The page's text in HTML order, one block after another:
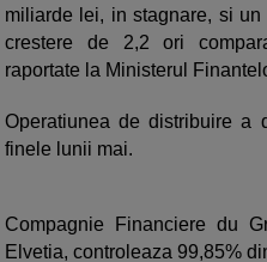
miliarde lei, in stagnare, si
crestere de 2,2 ori
raportate la Ministerul
Operatiunea de distribuire a
finele lunii mai.
Compagnie Financiere du
Elvetia, controleaza 99,85%